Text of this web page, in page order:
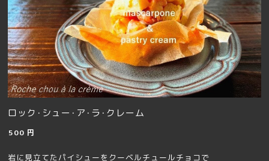
ロック･シュー･ア･ラ･クレーム
500 円
岩に見立てたパイシューをクーベルチュールチョコで